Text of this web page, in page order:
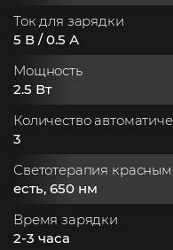
Ток для зарядки
5 В / 0.5 А
Мощность
2.5 Вт
Количество
3
Светотерапия
есть, 650 нм
Время зарядки
2-3 часа